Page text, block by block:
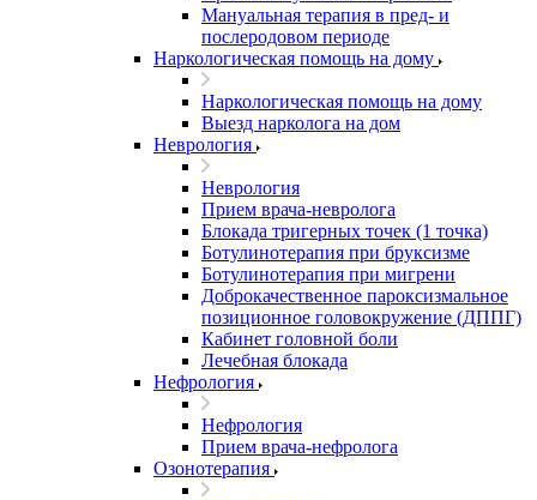
Мануальная терапия в пред- и
послеродовом периоде
Наркологическая помощь на дому
Наркологическая помощь на дому
Выезд нарколога на дом
Неврология
Неврология
Прием врача-невролога
Блокада тригерных точек (1 точка)
Ботулинотерапия при бруксизме
Ботулинотерапия при мигрени
Доброкачественное пароксизмальное
позиционное головокружение (ДППГ)
Кабинет головной боли
Лечебная блокада
Нефрология
Нефрология
Прием врача-нефролога
Озонотерапия